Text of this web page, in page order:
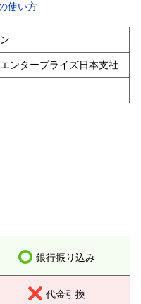
使い方
ンタープライズ日本支社
銀行振り込み
代金引換